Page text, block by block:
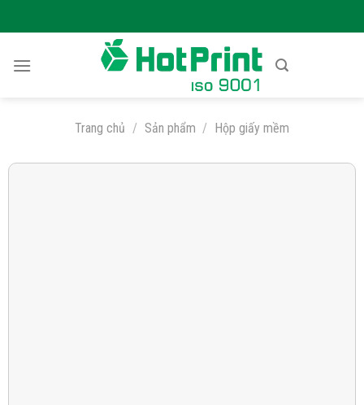
to
Trang chủ / Sản phẩm / Hộp giấy mềm